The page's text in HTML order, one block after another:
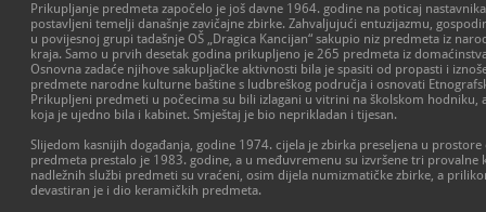
Prikupljanje predmeta započelo je još davne 1964. godine na poticaj
postavljeni temelji današnje zavičajne zbirke. Zahvaljujući entuzijazmu,
u povijesnoj grupi tadašnje OŠ „Dragica Kancijan“ sakupio niz predmeta iz
kraja. Samo u prvih desetak godina prikupljeno je 265 predmeta iz
Osnovna zadaće njihove sakupljačke aktivnosti bila je spasiti od propasti i
predmete narodne kulturne baštine s ludbreškog područja i osnovati
Prikupljeni predmeti u počecima su bili izlagani u vitrini na školskom hodniku,
koja je ujedno bila i kabinet. Smještaj je bio neprikladan i tijesan.
Slijedom kasnijih događanja, godine 1974. cijela je zbirka preseljena u
predmeta prestalo je 1983. godine, a u međuvremenu su izvršene tri provalne
nadležnih službi predmeti su vraćeni, osim dijela numizmatičke zbirke, a
devastiran je i dio keramičkih predmeta.